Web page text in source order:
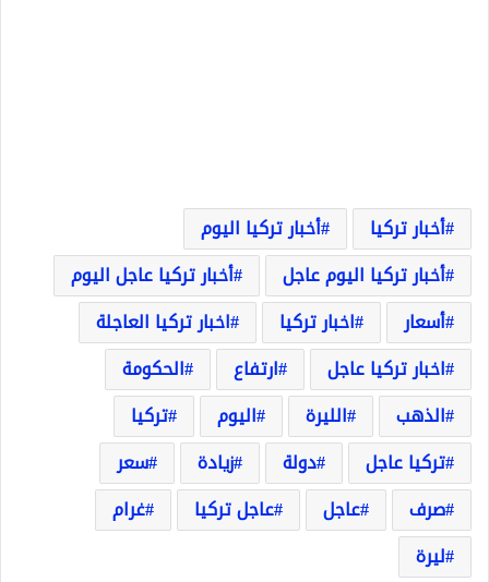
أخبار تركيا
أخبار تركيا اليوم
أخبار تركيا اليوم عاجل
أخبار تركيا عاجل اليوم
أسعار
اخبار تركيا
اخبار تركيا العاجلة
اخبار تركيا عاجل
ارتفاع
الحكومة
الذهب
الليرة اليوم
تركيا
تركيا عاجل
دولة زيادة
سعر
صرف
عاجل عاجل تركيا
غرام
ليرة